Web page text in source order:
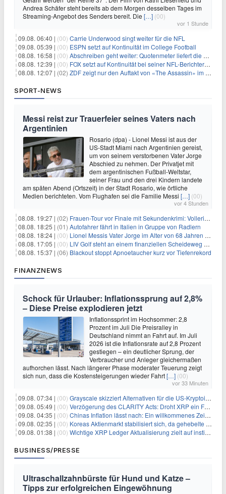
Andrea Schäfer steht bereits ab dem Morgen desselben Tages im
Streaming-Angebot des Senders bereit. Die […] (00)
vor 1 Stunde
09.08. 06:40 | (00) Carrie Underwood singt weiter für die NFL
09.08. 05:39 | (00) ESPN setzt auf Kontinuität im College Football
08.08. 16:58 | (00) Abschreiben geht weiter: Quotenmeter liefert die Vorlagen
08.08. 12:39 | (00) FOX setzt auf Kontinuität bei seiner NFL-Berichterstattung
08.08. 12:07 | (02) ZDF zeigt nur den Auftakt von «The Assassin» im Fernsehen
SPORT-NEWS
Messi reist zur Trauerfeier seines Vaters nach
Argentinien
Rosario (dpa) - Lionel Messi ist aus der
US-Stadt Miami nach Argentinien gereist,
um von seinem verstorbenen Vater Jorge
Abschied zu nehmen. Der Privatjet mit
dem argentinischen Fußball-Weltstar,
seiner Frau und den drei Kindern landete
am späten Abend (Ortszeit) in der Stadt Rosario, wie örtliche
Medien berichteten. Vom Flughafen sei die Familie Messi […] (00)
vor 4 Stunden
08.08. 19:27 | (02) Frauen-Tour vor Finale mit Sekundenkrimi: Vollering in Gelb
08.08. 18:25 | (01) Autofahrer fährt in Italien in Gruppe von Radlern
08.08. 18:24 | (00) Lionel Messis Vater Jorge im Alter von 68 Jahren gestorben
08.08. 17:05 | (00) LIV Golf steht an einem finanziellen Scheideweg auf der Suche nach neuen Investitionen
08.08. 15:37 | (06) Blackout stoppt Apnoetaucher kurz vor Tiefenrekord
FINANZNEWS
Schock für Urlauber: Inflationssprung auf 2,8%
– Diese Preise explodieren jetzt
Inflationssprint im Hochsommer: 2,8
Prozent im Juli Die Preisralley in
Deutschland nimmt an Fahrt auf. Im Juli
2026 ist die Inflationsrate auf 2,8 Prozent
gestiegen – ein deutlicher Sprung, der
Verbraucher und Anleger gleichermaßen
aufhorchen lässt. Nach längerer Phase moderater Teuerung zeigt
sich nun, dass die Kostensteigerungen wieder Fahrt[…] (00)
vor 33 Minuten
09.08. 07:34 | (00) Grayscale skizziert Alternativen für die US-Kryptoindustrie ohne CLARITY Act
09.08. 05:49 | (00) Verzögerung des CLARITY Acts: Droht XRP ein Fall unter die $1-Marke?
09.08. 04:35 | (00) Chinas Inflation lässt nach: Ein willkommenes Zeichen für Investoren angesichts der Folgen des Öl-Schocks
09.08. 02:35 | (00) Koreas Aktienmarkt stabilisiert sich, da gehebelte Positionen abgebaut werden
09.08. 01:38 | (00) Wichtige XRP Ledger Aktualisierung zielt auf institutionelle Akzeptanz ab
BUSINESS/PRESSE
Ultraschallzahnbürste für Hund und Katze –
Tipps zur erfolgreichen Eingewöhnung